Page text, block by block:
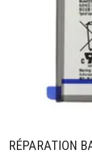
RÉPARATION